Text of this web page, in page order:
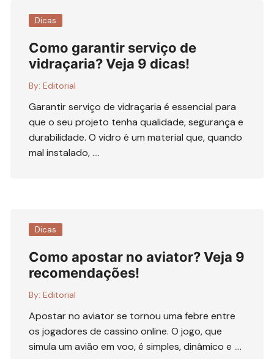
Dicas
Como garantir serviço de
vidraçaria? Veja 9 dicas!
By: Editorial
Garantir serviço de vidraçaria é essencial para
que o seu projeto tenha qualidade, segurança e
durabilidade. O vidro é um material que, quando
mal instalado, ….
Dicas
Como apostar no aviator? Veja 9
recomendações!
By: Editorial
Apostar no aviator se tornou uma febre entre
os jogadores de cassino online. O jogo, que
simula um avião em voo, é simples, dinâmico e ….